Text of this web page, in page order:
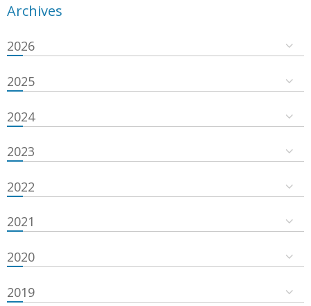
Archives
2026
2025
2024
2023
2022
2021
2020
2019